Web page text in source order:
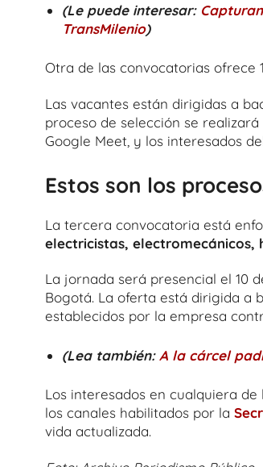
(Le puede interesar:
TransMilenio)
Otra de las convocatorias ofrece
Las vacantes están dirigidas a
proceso de selección se
Google Meet, y los interesados
Estos son los
La tercera convocatoria está
electricistas, electromecánicos,
La jornada será presencial el 10
Bogotá. La oferta está dirigida a
establecidos por la empresa
(Lea también:A la cárcel
Los interesados en cualquiera
los canales habilitados por la
vida actualizada.